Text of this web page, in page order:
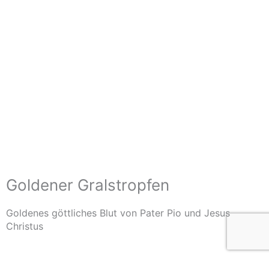
Goldener Gralstropfen
Goldenes göttliches Blut von Pater Pio und Jesus
Christus